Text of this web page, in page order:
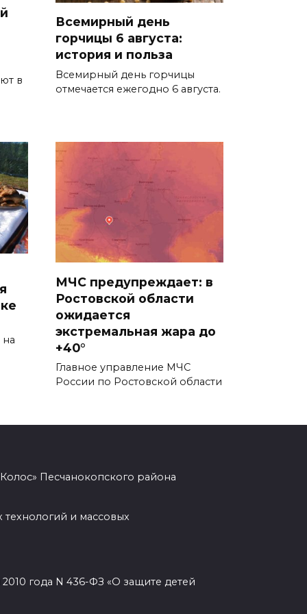
Проект строительства
хоккейной арены в Ростове
приостановлен, но не закрыт
06 августа 2026 14:04
06 августа 2026 14:01
Сбил ребенка: в
Новочеркасске разыскивают
сбежавшего с места ДТП
водителя
06 августа 2026 13:33
Донские кадеты участвуют в
военно-спортивной смене
«Время юных героев»
06 августа 2026 13:33
Безопасность выборов,
Проненко из Таганрога взяла
06 августа 2026 12:49
в
Всемирный день
горчицы 6 августа:
история и польза
Всемирный день горчицы
отмечается ежегодно 6 августа.
МЧС предупреждает: в
Ростовской области
ожидается
экстремальная жара до
+40°
Главное управление МЧС
России по Ростовской области
Песчанокопского района
и массовых
года N 436-ФЗ «О защите детей